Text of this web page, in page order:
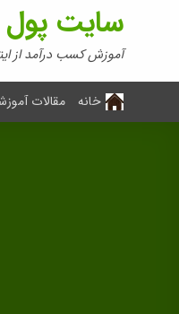
سایت پول
آموزش کسب درآمد از
خانه مقالات